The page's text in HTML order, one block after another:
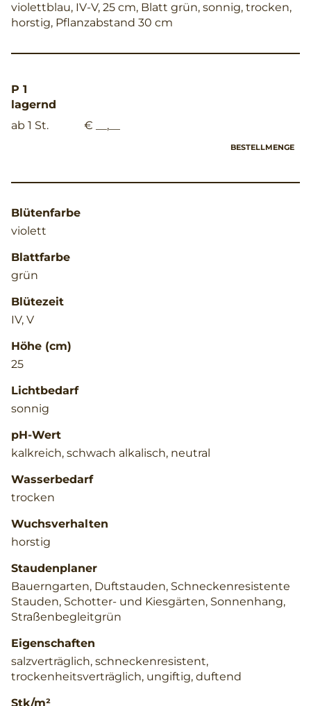
violettblau, IV-V, 25 cm, Blatt grün, sonnig, trocken,
horstig, Pflanzabstand 30 cm
P 1
lagernd
ab 1 St.
€ __,__
BESTELLMENGE
Blütenfarbe
violett
Blattfarbe
grün
Blütezeit
IV, V
Höhe (cm)
25
Lichtbedarf
sonnig
pH-Wert
kalkreich, schwach alkalisch, neutral
Wasserbedarf
trocken
Wuchsverhalten
horstig
Staudenplaner
Bauerngarten, Duftstauden, Schneckenresistente
Stauden, Schotter- und Kiesgärten, Sonnenhang,
Straßenbegleitgrün
Eigenschaften
salzverträglich, schneckenresistent,
trockenheitsverträglich, ungiftig, duftend
Stk/m²